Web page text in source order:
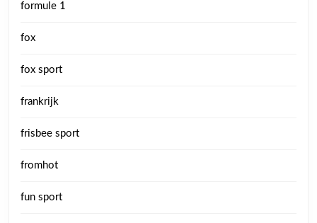
formule 1
fox
fox sport
frankrijk
frisbee sport
fromhot
fun sport